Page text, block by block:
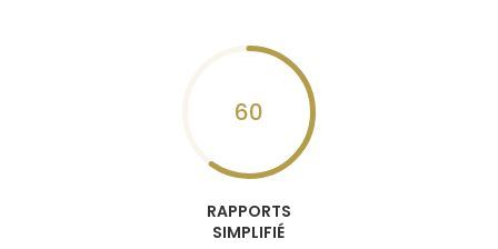
60
RAPPORTS
SIMPLIFIÉ